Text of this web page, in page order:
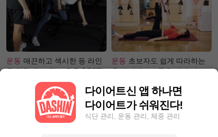
운동 매끈하고 섹시한 등 라인
을 위한 초보 헬스 운동 BEST!
운동 초보자도 쉽게 따라하는
홈 필라테스 – 곧은 다리 라인
다이어트신 앱 하나면
다이어트가 쉬워진다!
식단 관리, 운동 관리, 체중 관리